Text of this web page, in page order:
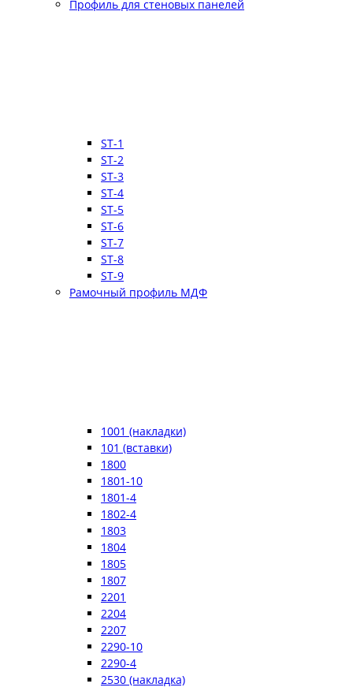
Профиль для стеновых панелей
ST-1
ST-2
ST-3
ST-4
ST-5
ST-6
ST-7
ST-8
ST-9
Рамочный профиль МДФ
1001 (накладки)
101 (вставки)
1800
1801-10
1801-4
1802-4
1803
1804
1805
1807
2201
2204
2207
2290-10
2290-4
2530 (накладка)